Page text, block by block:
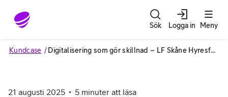
Gå till sidans innehåll
Sök Logga in Meny
Kundcase Digitalisering som gör skillnad – LF Skåne Hyresfastigheters resa mot datadriven fastighetsdrift
21 augusti 2025 5 minuter att läsa